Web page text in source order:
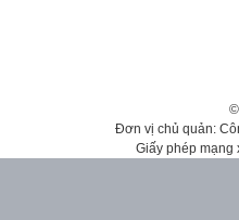
Đơn vị chủ quản:
Giấy phép mạng